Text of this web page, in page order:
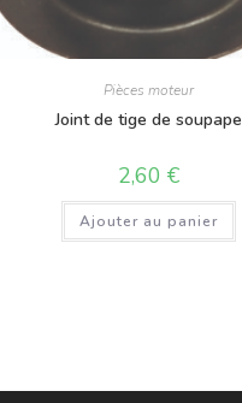
Pièces moteur
Joint de tige de soupape
2,60 €
Ajouter au panier